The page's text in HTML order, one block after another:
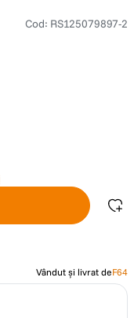
Cod: RS125079897-2
Vândut și livrat deF64